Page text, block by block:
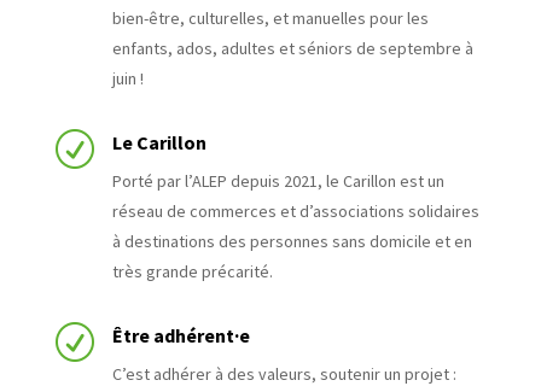
bien-être, culturelles, et manuelles pour les
enfants, ados, adultes et séniors de septembre à
juin !
R Le Carillon
Porté par l’ALEP depuis 2021, le Carillon est un
réseau de commerces et d’associations solidaires
à destinations des personnes sans domicile et en
très grande précarité.
R Être adhérent·e
C’est adhérer à des valeurs, soutenir un projet :